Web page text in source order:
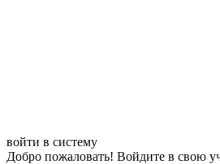
войти в систему
Добро пожаловать! Войдите в свою